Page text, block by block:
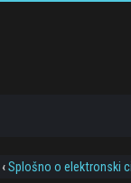
‹Splošno o elektronski